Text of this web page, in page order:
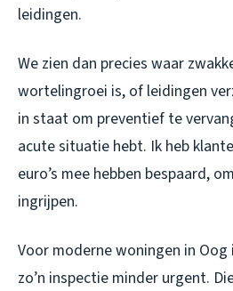
leidingen.
We zien dan precies waar
wortelingroei is, of leidingen
in staat om preventief te
acute situatie hebt. Ik heb
euro’s mee hebben bespaard,
ingrijpen.
Voor moderne woningen in
zo’n inspectie minder urgent.